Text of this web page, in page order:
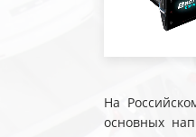
На
основных